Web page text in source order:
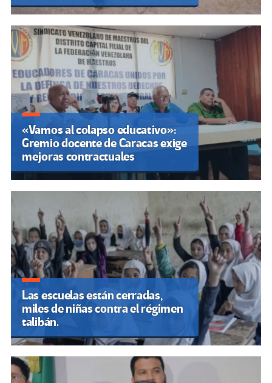
«Vamos al colapso educativo»:
Gremio docente de Caracas exige
mejoras contractuales
Las escuelas están cerradas,
miles de niñas contra el régimen
talibán.